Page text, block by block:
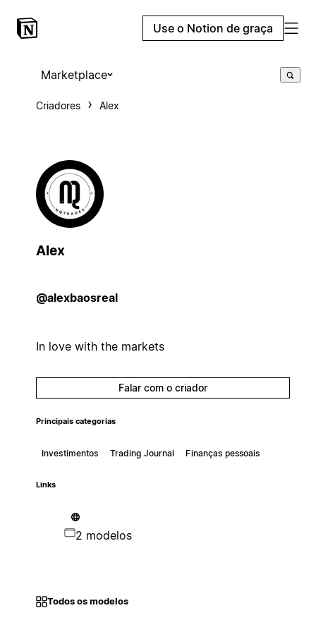
Use o Notion de graça
Marketplace
Criadores Alex
Alex
@alexbaosreal
In love with the markets
Falar com o criador
Principais categorias
Investimentos Trading Journal Finanças pessoais
Links
2 modelos
Todos os modelos